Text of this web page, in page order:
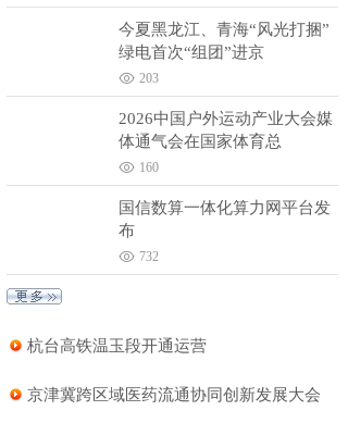
今夏黑龙江、青海“风光打捆”
绿电首次“组团”进京
203
2026中国户外运动产业大会媒
体通气会在国家体育总
160
国信数算一体化算力网平台发
布
732
杭台高铁温玉段开通运营
京津冀跨区域医药流通协同创新发展大会